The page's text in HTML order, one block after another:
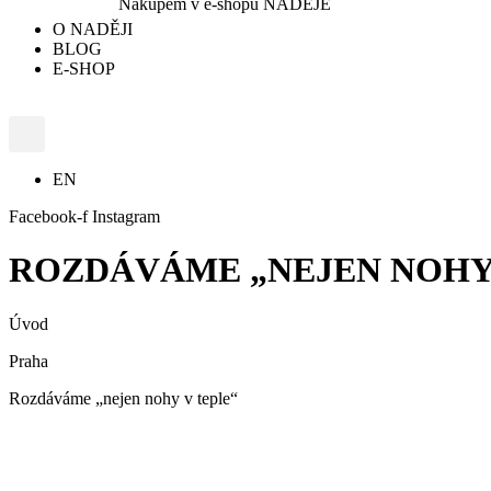
Nákupem v e-shopu NADĚJE
O NADĚJI
BLOG
E-SHOP
EN
Facebook-f Instagram
ROZDÁVÁME „NEJEN
Úvod
Praha
Rozdáváme „nejen nohy v teple“